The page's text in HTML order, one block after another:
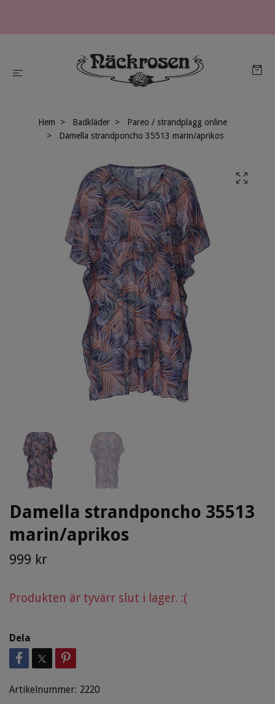
Hem Badkläder
Pareo / strandplagg online
Damella strandponcho 35513 marin/aprikos
Damella strandponcho 35513
marin/aprikos
999 kr
Produkten är tyvärr slut i lager. :(
Dela
Artikelnummer: 2220